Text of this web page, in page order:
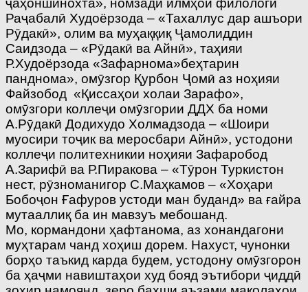
ҷаҳоншинохта», номзади илмҳои филологӣ
Раҷабалӣ Худоёрзода – «Тахаллус дар ашъори
Рӯдакӣ», олим ва муҳаққиқ Ҷамолиддин
Саидзода – «Рӯдакӣ ва Айнӣ», таҳияи
Р.Худоёрзода «Зафарнома»­беҳтарин
панднома», омӯзгор Қурбон Ҷомӣ аз ноҳияи
Файзобод ­ «Қиссаҳои холаи Зарафо»,
омӯзгори коллеҷи омӯзгории ДДХ ба номи
А.Рӯдакӣ Додихудо Холмадзода – «Шоири
муосири тоҷик ва меросбари Айнӣ», устодони
коллеҷи политехникии ноҳияи Зафаробод
А.Зарифӣ ва Р.Пиракова – «Тӯрон Туркистон
нест, рӯзноманигор С.Маҳкамов – «Хоҳари
Бобоҷон Ғафуров устоди ман буданд» ва ғайра
мутааллиқ ба ин мавзуъ мебошанд.
Мо, кормандони ҳафтанома, аз хонандагони
муҳтарам чанд хоҳиш дорем. Нахуст, чунонки
борҳо таъкид карда будем, устодону омӯзгорон
ба ҳаҷми навиштаҳои худ бояд эътибори ҷиддӣ